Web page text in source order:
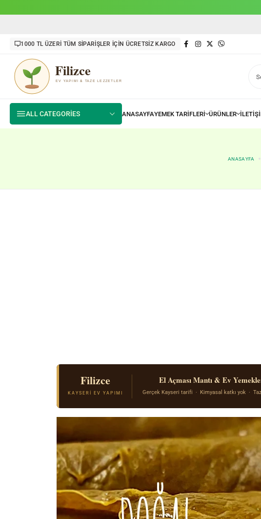
1000 TL ÜZERİ TÜM SİPARİŞLER İÇİN ÜCRETSİZ KARGO
ALL CATEGORIES
ANASAYFA
Filizce
KAYSERI EV YAPIMI
El Açması Mantı & Ev
Gerçek Kayseri tarifi · Kimyasal katkı yok ·